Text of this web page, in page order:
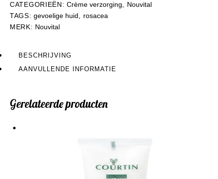
CATEGORIEËN:Crème verzorging, Nouvital
TAGS:gevoelige huid, rosacea
MERK: Nouvital
BESCHRIJVING
AANVULLENDE INFORMATIE
Gerelateerde producten